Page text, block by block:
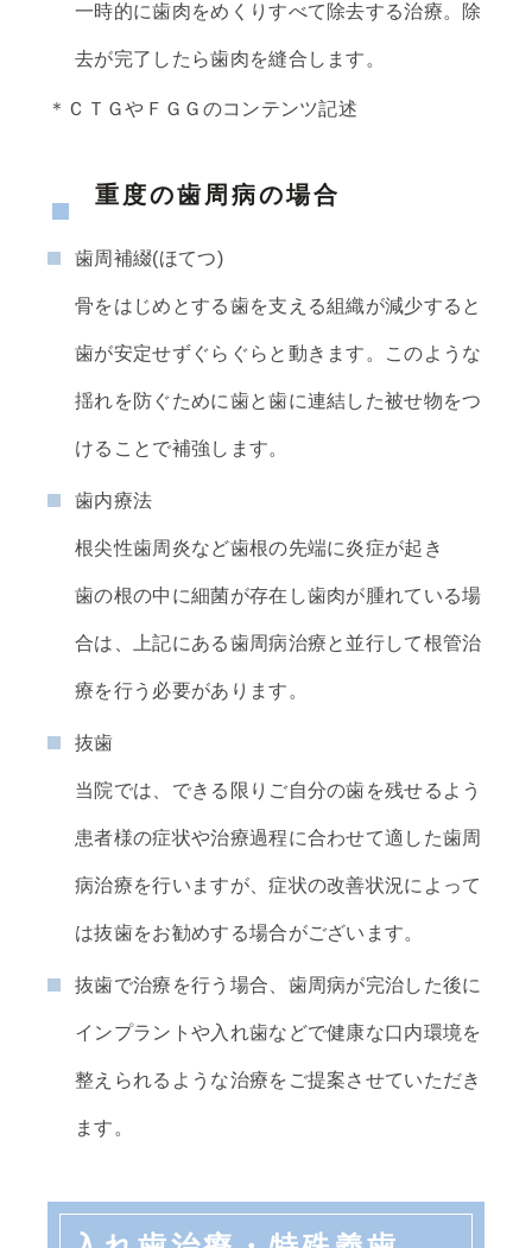
一時的に歯肉をめくりすべて除去する治療。除
去が完了したら歯肉を縫合します。
＊ＣＴＧやＦＧＧのコンテンツ記述
重度の歯周病の場合
歯周補綴(ほてつ)
骨をはじめとする歯を支える組織が減少すると
歯が安定せずぐらぐらと動きます。このような
揺れを防ぐために歯と歯に連結した被せ物をつ
けることで補強します。
歯内療法
根尖性歯周炎など歯根の先端に炎症が起き
歯の根の中に細菌が存在し歯肉が腫れている場
合は、上記にある歯周病治療と並行して根管治
療を行う必要があります。
抜歯
当院では、できる限りご自分の歯を残せるよう
患者様の症状や治療過程に合わせて適した歯周
病治療を行いますが、症状の改善状況によって
は抜歯をお勧めする場合がございます。
抜歯で治療を行う場合、歯周病が完治した後に
インプラントや入れ歯などで健康な口内環境を
整えられるような治療をご提案させていただき
ます。